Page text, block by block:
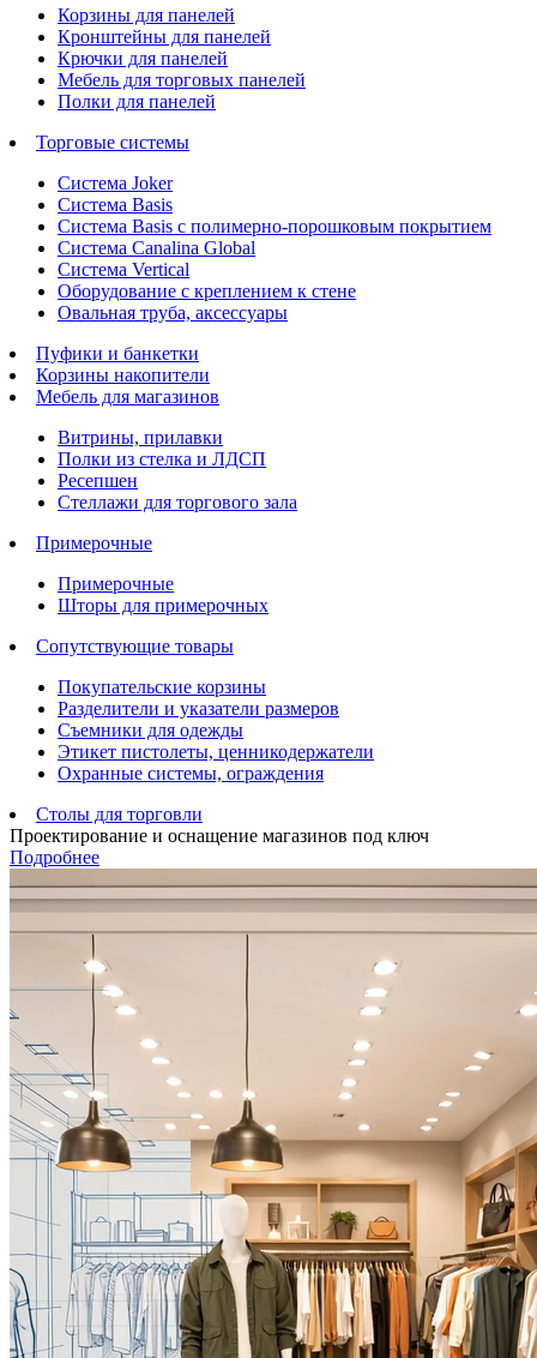
Корзины для панелей
Кронштейны для панелей
Крючки для панелей
Мебель для торговых панелей
Полки для панелей
Торговые системы
Система Joker
Система Basis
Система Basis с полимерно-порошковым покрытием
Система Canalina Global
Система Vertical
Оборудование с креплением к стене
Овальная труба, аксессуары
Пуфики и банкетки
Корзины накопители
Мебель для магазинов
Витрины, прилавки
Полки из стелка и ЛДСП
Ресепшен
Стеллажи для торгового зала
Примерочные
Примерочные
Шторы для примерочных
Сопутствующие товары
Покупательские корзины
Разделители и указатели размеров
Съемники для одежды
Этикет пистолеты, ценникодержатели
Охранные системы, ограждения
Столы для торговли
Проектирование и оснащение магазинов под ключ
Подробнее